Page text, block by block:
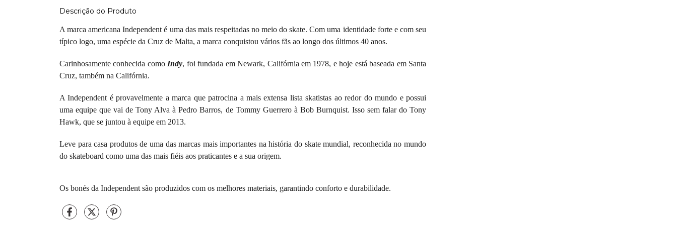
Descrição do Produto
A marca americana Independent é uma das mais respeitadas no meio do skate. Com uma identidade forte e com seu
típico logo, uma espécie da Cruz de Malta, a marca conquistou vários fãs ao longo dos últimos 40 anos.
Carinhosamente conhecida como Indy, foi fundada em Newark, Califórnia em 1978, e hoje está baseada em Santa
Cruz, também na Califórnia.
A Independent é provavelmente a marca que patrocina a mais extensa lista skatistas ao redor do mundo e possui
uma equipe que vai de Tony Alva à Pedro Barros, de Tommy Guerrero à Bob Burnquist. Isso sem falar do Tony
Hawk, que se juntou à equipe em 2013.
Leve para casa produtos de uma das marcas mais importantes na história do skate mundial, reconhecida no mundo
do skateboard como uma das mais fiéis aos praticantes e a sua origem.
Os bonés da Independent são produzidos com os melhores materiais, garantindo conforto e durabilidade.